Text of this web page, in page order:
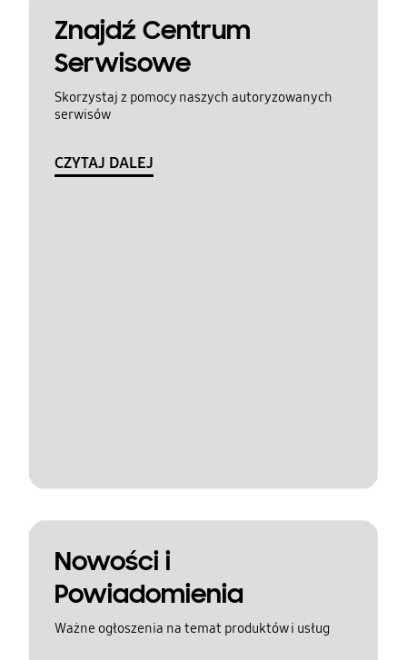
Znajdź Centrum
Serwisowe
Skorzystaj z pomocy naszych autoryzowanych
serwisów
CZYTAJ DALEJ
Nowości i
Powiadomienia
Ważne ogłoszenia na temat produktów i usług